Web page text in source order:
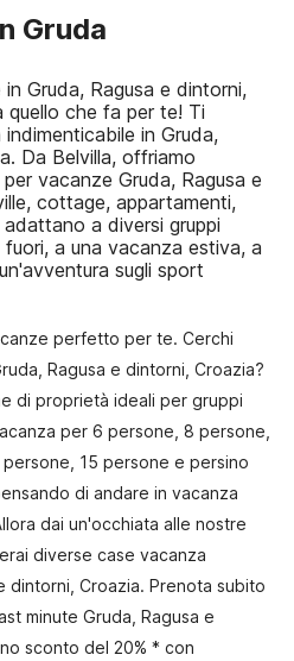
Gruda
Gruda, Ragusa e dintorni,
quello che fa per te! Ti
in Gruda,
Da Belvilla, offriamo
vacanze Gruda, Ragusa e
cottage, appartamenti,
a diversi gruppi
a una vacanza estiva, a
sugli sport
perfetto per te. Cerchi
Ragusa e dintorni, Croazia?
di proprietà ideali per gruppi
per 6 persone, 8 persone,
15 persone e persino
di andare in vacanza
dai un'occhiata alle nostre
diverse case vacanza
dintorni, Croazia. Prenota subito
minute Gruda, Ragusa e
sconto del 20% * con